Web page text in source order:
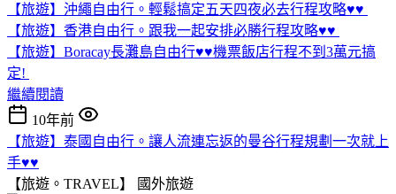
【旅遊】沖繩自由行。輕鬆搞定五天四夜必去行程攻略♥♥
【旅遊】香港自由行。跟我一起安排必勝行程攻略♥♥
【旅遊】Boracay長灘島自由行♥♥機票飯店行程不到3萬元搞
定!
繼續閱讀
10年前
【旅遊】泰國自由行。讓人流連忘返的曼谷行程規劃一次就上
手♥♥
【旅遊。TRAVEL】
國外旅遊